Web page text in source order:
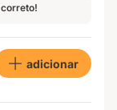
adicionar